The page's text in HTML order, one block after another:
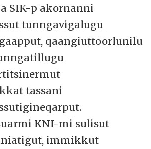
SIK-p akornanni
tunngavigalugu
qaangiuttoorlunilu
tassani
KNI-mi sulisut
immikkut